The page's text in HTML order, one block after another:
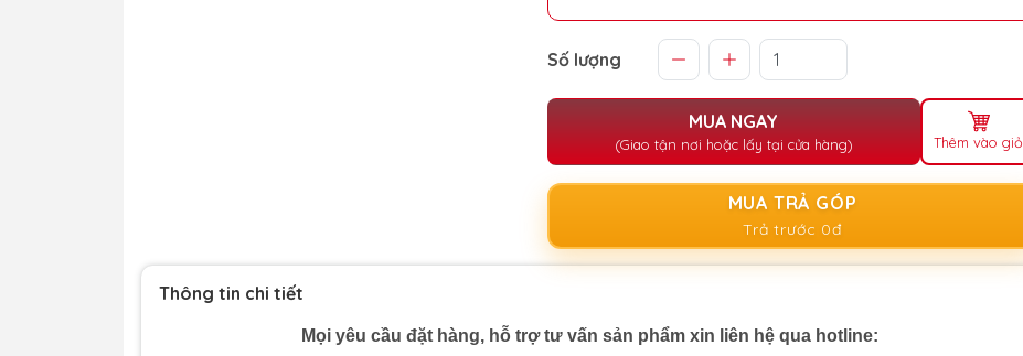
Số lượng
MUA NGAY
(Giao tận nơi hoặc lấy tại cửa hàng) Thêm vào giỏ
MUA TRẢ GÓP
Trả trước 0đ
Thông tin chi tiết
Mọi yêu cầu đặt hàng, hỗ trợ tư vấn sản phẩm xin liên hệ qua hotline: